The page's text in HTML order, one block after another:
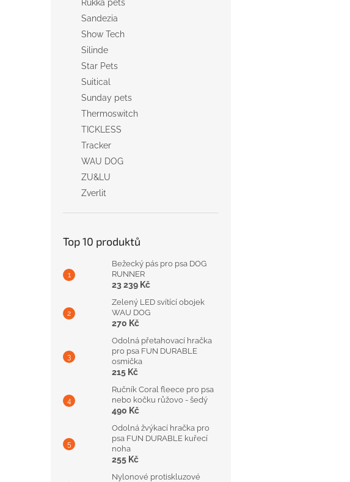
Rukka pets
Sandezia
Show Tech
Silinde
Star Pets
Suitical
Sunday pets
Thermoswitch
TICKLESS
Tracker
WAU DOG
ZU&LU
Zverlit
Top 10 produktů
Bežecký pás pro psa DOG
RUNNER
23 239 Kč
Zelený LED svítící obojek
WAU DOG
270 Kč
Odolná přetahovací hračka
pro psa FUN DURABLE
osmička
215 Kč
Ručník Coral fleece pro psa
nebo kočku růžovo - šedý
490 Kč
Odolná žvýkací hračka pro
psa FUN DURABLE kuřecí
noha
255 Kč
Nylonové protiskluzové